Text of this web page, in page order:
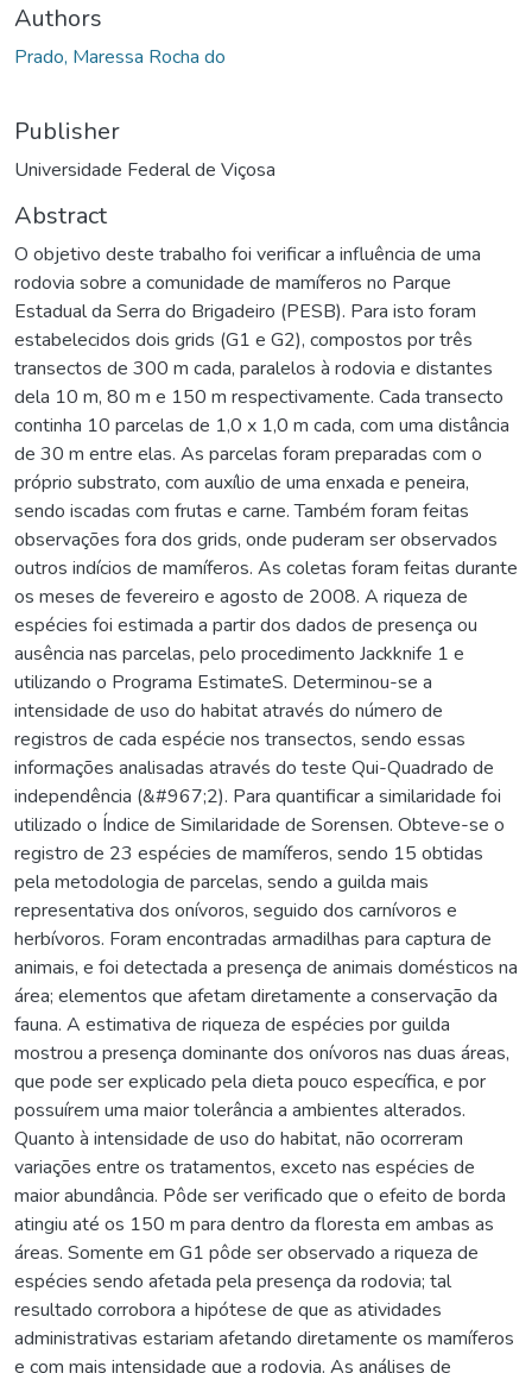
Authors
Prado, Maressa Rocha do
Publisher
Universidade Federal de Viçosa
Abstract
O objetivo deste trabalho foi verificar a influência de uma
rodovia sobre a comunidade de mamíferos no Parque
Estadual da Serra do Brigadeiro (PESB). Para isto foram
estabelecidos dois grids (G1 e G2), compostos por três
transectos de 300 m cada, paralelos à rodovia e distantes
dela 10 m, 80 m e 150 m respectivamente. Cada transecto
continha 10 parcelas de 1,0 x 1,0 m cada, com uma distância
de 30 m entre elas. As parcelas foram preparadas com o
próprio substrato, com auxílio de uma enxada e peneira,
sendo iscadas com frutas e carne. Também foram feitas
observações fora dos grids, onde puderam ser observados
outros indícios de mamíferos. As coletas foram feitas durante
os meses de fevereiro e agosto de 2008. A riqueza de
espécies foi estimada a partir dos dados de presença ou
ausência nas parcelas, pelo procedimento Jackknife 1 e
utilizando o Programa EstimateS. Determinou-se a
intensidade de uso do habitat através do número de
registros de cada espécie nos transectos, sendo essas
informações analisadas através do teste Qui-Quadrado de
independência (&#967;2). Para quantificar a similaridade foi
utilizado o Índice de Similaridade de Sorensen. Obteve-se o
registro de 23 espécies de mamíferos, sendo 15 obtidas
pela metodologia de parcelas, sendo a guilda mais
representativa dos onívoros, seguido dos carnívoros e
herbívoros. Foram encontradas armadilhas para captura de
animais, e foi detectada a presença de animais domésticos na
área; elementos que afetam diretamente a conservação da
fauna. A estimativa de riqueza de espécies por guilda
mostrou a presença dominante dos onívoros nas duas áreas,
que pode ser explicado pela dieta pouco específica, e por
possuírem uma maior tolerância a ambientes alterados.
Quanto à intensidade de uso do habitat, não ocorreram
variações entre os tratamentos, exceto nas espécies de
maior abundância. Pôde ser verificado que o efeito de borda
atingiu até os 150 m para dentro da floresta em ambas as
áreas. Somente em G1 pôde ser observado a riqueza de
espécies sendo afetada pela presença da rodovia; tal
resultado corrobora a hipótese de que as atividades
administrativas estariam afetando diretamente os mamíferos
e com mais intensidade que a rodovia. As análises de